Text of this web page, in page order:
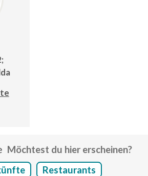
Möchtest du hier erscheinen?
Restaurants